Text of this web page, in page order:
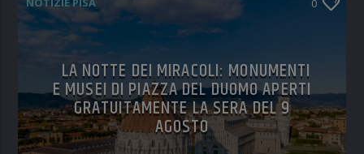
0
LA NOTTE DEI MIRACOLI: MONUMENTI
E MUSEI DI PIAZZA DEL DUOMO APERTI
GRATUITAMENTE LA SERA DEL 9
AGOSTO